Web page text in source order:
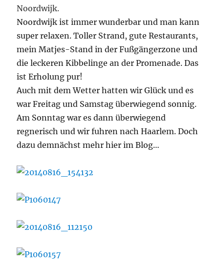
Noordwijk.
Noordwijk ist immer wunderbar und man kann
super relaxen. Toller Strand, gute Restaurants,
mein Matjes-Stand in der Fußgängerzone und
die leckeren Kibbelinge an der Promenade. Das
ist Erholung pur!
Auch mit dem Wetter hatten wir Glück und es
war Freitag und Samstag überwiegend sonnig.
Am Sonntag war es dann überwiegend
regnerisch und wir fuhren nach Haarlem. Doch
dazu demnächst mehr hier im Blog…